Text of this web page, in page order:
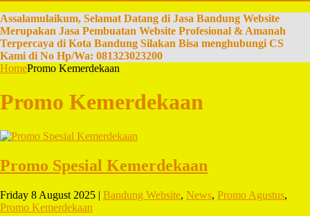
Assalamulaikum, Selamat Datang di Jasa Bandung Website
Merupakan Jasa Pembuatan Website Profesional & Amanah
Terpercaya di Kota Bandung Silakan Bisa menghubungi CS
Kami di No Hp/Wa: 081323023200
HomePromo Kemerdekaan
Promo Kemerdekaan
Promo Spesial Kemerdekaan
Friday 8 August 2025 | Bandung Website, News, Promo Agustus,
Promo Kemerdekaan